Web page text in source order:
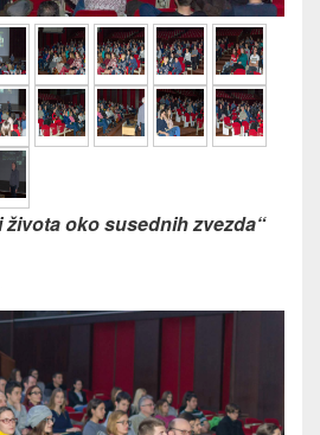
života oko susednih zvezda“